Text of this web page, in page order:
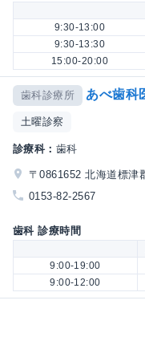
9:30-13:00
9:30-13:30
15:00-20:00
歯科診療所 あべ歯科
土曜診察
診療科： 歯科
〒0861652 北海道標津
0153-82-2567
歯科 診療時間
9:00-19:00
9:00-12:00